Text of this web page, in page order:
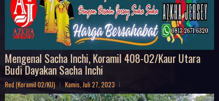
Mengenal Sacha Inchi, Koramil 408-02/Kaur Utara
Budi Dayakan Sacha Inchi
Red (Koramil 02/KU) Kamis, Juli 27, 2023